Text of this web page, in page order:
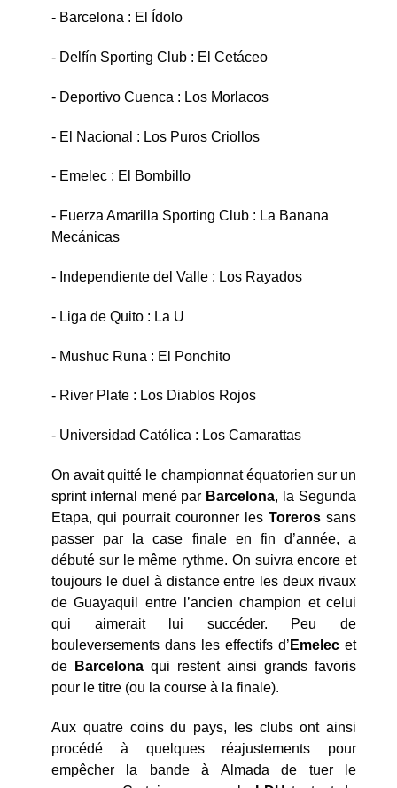
- Barcelona : El Ídolo
- Delfín Sporting Club : El Cetáceo
- Deportivo Cuenca : Los Morlacos
- El Nacional : Los Puros Criollos
- Emelec : El Bombillo
- Fuerza Amarilla Sporting Club : La Banana
Mecánicas
- Independiente del Valle : Los Rayados
- Liga de Quito : La U
- Mushuc Runa : El Ponchito
- River Plate : Los Diablos Rojos
- Universidad Católica : Los Camarattas
On avait quitté le championnat équatorien sur un
sprint infernal mené par Barcelona, la Segunda
Etapa, qui pourrait couronner les Toreros sans
passer par la case finale en fin d’année, a
débuté sur le même rythme. On suivra encore et
toujours le duel à distance entre les deux rivaux
de Guayaquil entre l’ancien champion et celui
qui aimerait lui succéder. Peu de
bouleversements dans les effectifs d’ Emelec et
de
Barcelona qui restent ainsi grands favoris
pour le titre (ou la course à la finale).
Aux quatre coins du pays, les clubs ont ainsi
procédé à quelques réajustements pour
empêcher la bande à Almada de tuer le